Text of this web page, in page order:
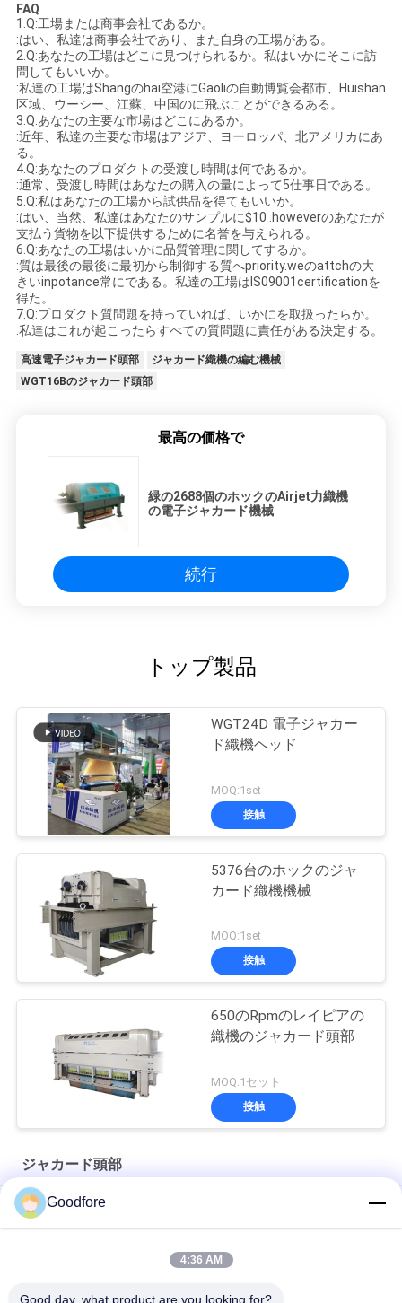
FAQ
1.Q:工場または商事会社であるか。
:はい、私達は商事会社であり、また自身の工場がある。
2.Q:あなたの工場はどこに見つけられるか。私はいかにそこに訪
問してもいいか。
:私達の工場はShangのhai空港にGaoliの自動博覧会都市、Huishan
区域、ウーシー、江蘇、中国のに飛ぶことができるある。
3.Q:あなたの主要な市場はどこにあるか。
:近年、私達の主要な市場はアジア、ヨーロッパ、北アメリカにあ
る。
4.Q:あなたのプロダクトの受渡し時間は何であるか。
:通常、受渡し時間はあなたの購入の量によって5仕事日である。
5.Q:私はあなたの工場から試供品を得てもいいか。
:はい、当然、私達はあなたのサンプルに$10 .howeverのあなたが
支払う貨物を以下提供するために名誉を与えられる。
6.Q:あなたの工場はいかに品質管理に関してするか。
:質は最後の最後に最初から制御する質へpriority.weのattchの大
きいinpotance常にである。私達の工場はIS09001certificationを
得た。
7.Q:プロダクト質問題を持っていれば、いかにを取扱ったらか。
:私達はこれが起こったらすべての質問題に責任がある決定する。
高速電子ジャカード頭部
ジャカード織機の編む機械
WGT16Bのジャカード頭部
最高の価格で
緑の2688個のホックのAirjet力織機
の電子ジャカード機械
続行
トップ製品
WGT24D 電子ジャカー
ド織機ヘッド
MOQ:1set
接触
5376台のホックのジャ
カード織機機械
MOQ:1set
接触
650のRpmのレイピアの
織機のジャカード頭部
MOQ:1セット
接触
ジャカード頭部
高速電子ジャカード頭部の良質の電子ジャカード機械
Goodfore
4:36 AM
Good day, what product are you looking for?